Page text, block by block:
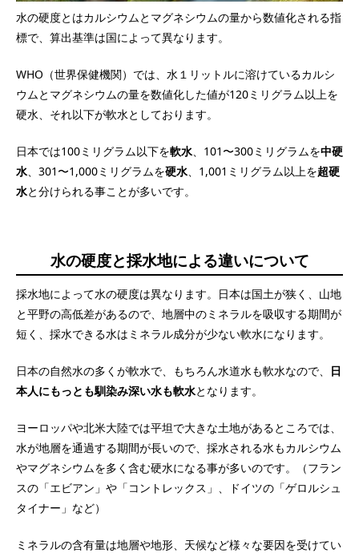
水の硬度とはカルシウムとマグネシウムの量から数値化される指
標で、算出基準は国によって異なります。
WHO（世界保健機関）では、水１リットルに溶けているカルシ
ウムとマグネシウムの量を数値化した値が120ミリグラム以上を
硬水、それ以下が軟水としております。
日本では100ミリグラム以下を軟水、101〜300ミリグラムを中硬
水、301〜1,000ミリグラムを硬水、1,001ミリグラム以上を超硬
水と分けられる事ことが多いです。
水の硬度と採水地による違いについて
採水地によって水の硬度は異なります。日本は国土が狭く、山地
と平野の高低差があるので、地層中のミネラルを吸収する期間が
短く、採水できる水はミネラル成分が少ない軟水になります。
日本の自然水の多くが軟水で、もちろん水道水も軟水なので、
日
本人にもっとも馴染み深い水も軟水となります。
ヨーロッパや北米大陸では平坦で大きな土地があるところでは、
水が地層を通過する期間が長いので、採水される水もカルシウム
やマグネシウムを多く含む硬水になる事が多いのです。（フラン
スの「エビアン」や「コントレックス」、ドイツの「ゲロルシュ
タイナー」など）
ミネラルの含有量は地層や地形、天候など様々な要因を受けてい